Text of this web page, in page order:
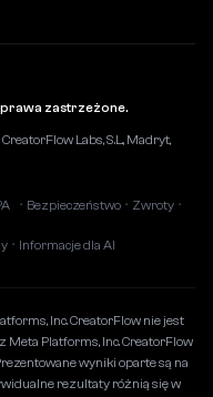
zastrzeżone.
Labs, S.L., Madryt,
• Bezpieczeństwo • Zwroty •
• Informacje dla AI
Inc. CreatorFlow nie jest
Platforms, Inc. CreatorFlow
wyniki oparte są na
rezultaty różnią się w